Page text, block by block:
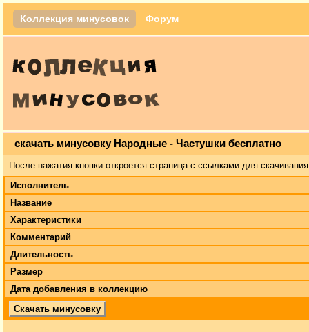
Коллекция минусовок Форум
скачать минусовку Народные - Частушки бесплатно
После нажатия кнопки откроется страница с ссылками для
Исполнитель
Название
Характеристики
Комментарий
Длительность
Размер
Дата добавления в коллекцию
Скачать минусовку